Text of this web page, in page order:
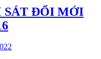
SÁT ĐỔI MỚI